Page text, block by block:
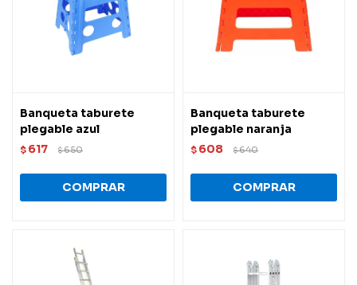
Banqueta taburete
plegable azul
$ 617 $650
Banqueta taburete
plegable naranja
$ 608 $640